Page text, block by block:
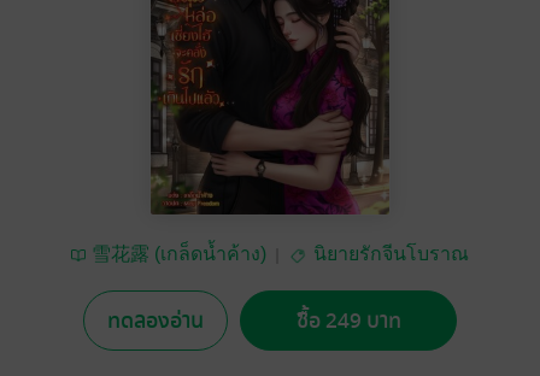
雪花露 (เกล็ดน้ำค้าง) นิยายรักจีนโบราณ
ทดลองอ่าน ซื้อ 249 บาท